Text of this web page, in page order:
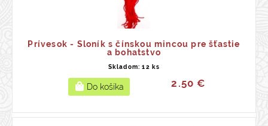
Prívesok - Sloník s čínskou mincou pre šťastie
a bohatstvo
Skladom: 12 ks
2.50 €